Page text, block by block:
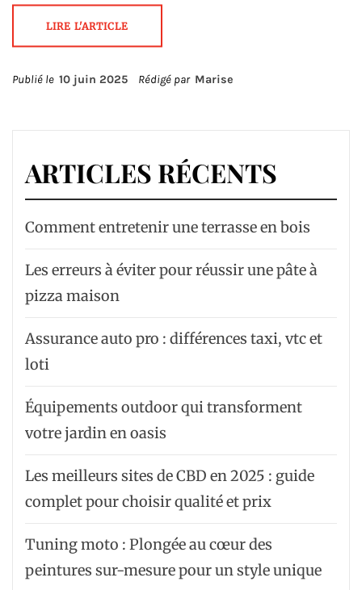
LIRE L'ARTICLE
Publié le 10 juin 2025 Rédigé par Marise
ARTICLES RÉCENTS
Comment entretenir une terrasse en bois
Les erreurs à éviter pour réussir une pâte à
pizza maison
Assurance auto pro : différences taxi, vtc et
loti
Équipements outdoor qui transforment
votre jardin en oasis
Les meilleurs sites de CBD en 2025 : guide
complet pour choisir qualité et prix
Tuning moto : Plongée au cœur des
peintures sur-mesure pour un style unique